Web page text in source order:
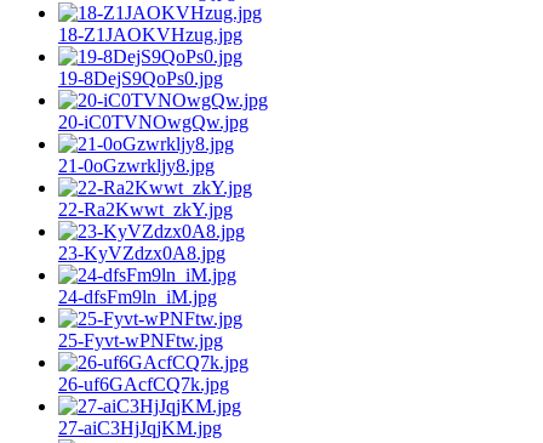
18-Z1JAOKVHzug.jpg
19-8DejS9QoPs0.jpg
20-iC0TVNOwgQw.jpg
21-0oGzwrkljy8.jpg
22-Ra2Kwwt_zkY.jpg
23-KyVZdzx0A8.jpg
24-dfsFm9ln_iM.jpg
25-Fyvt-wPNFtw.jpg
26-uf6GAcfCQ7k.jpg
27-aiC3HjJqjKM.jpg